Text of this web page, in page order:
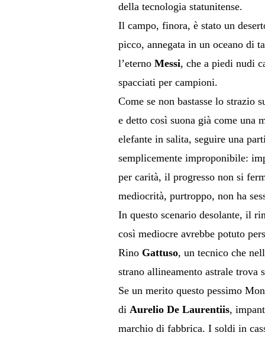
della tecnologia statunitense.
Il campo, finora, è stato un
picco, annegata in un oceano di
l’eterno Messi, che a piedi nudi
spacciati per campioni.
Come se non bastasse lo strazio
e detto così suona già come
elefante in salita, seguire una
semplicemente improponibile:
per carità, il progresso non si
mediocrità, purtroppo, non ha
In questo scenario desolante, il
così mediocre avrebbe potuto
Rino Gattuso, un tecnico che
strano allineamento astrale
Se un merito questo pessimo
di Aurelio De Laurentiis,
marchio di fabbrica. I soldi in